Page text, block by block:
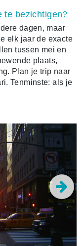
te bezichtigen?
dagen, maar
elk jaar de exacte
tussen mei en
plaats,
Plan je trip naar
Tenminste: als je